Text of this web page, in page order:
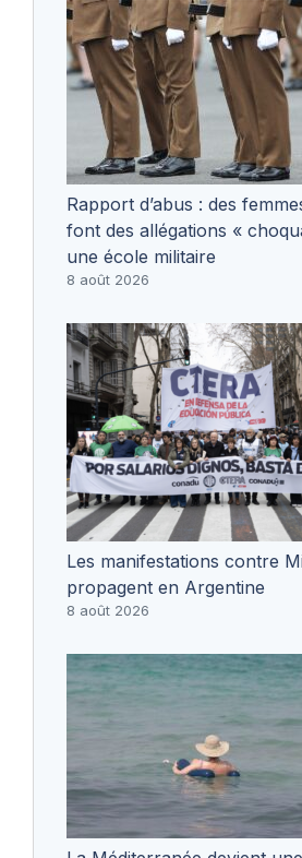
Rapport d’abus : des
font des allégations «
une école militaire
8 août 2026
Les manifestations contre
propagent en Argentine
8 août 2026